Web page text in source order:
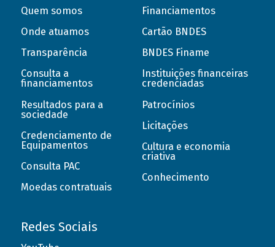
Quem somos
Onde atuamos
Transparência
Consulta a
financiamentos
Resultados para a
sociedade
Credenciamento de
Equipamentos
Consulta PAC
Moedas contratuais
Financiamentos
Cartão BNDES
BNDES Finame
Instituições financeiras
credenciadas
Patrocínios
Licitações
Cultura e economia
criativa
Conhecimento
Redes Sociais